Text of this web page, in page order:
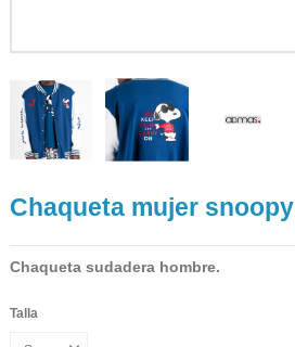
Chaqueta mujer snoopy
Chaqueta sudadera hombre.
Talla